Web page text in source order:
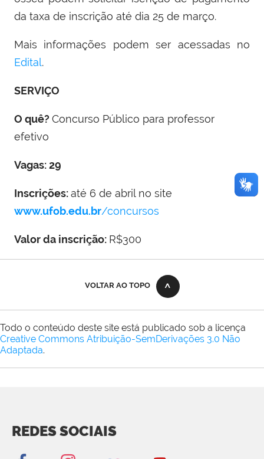
da taxa de inscrição até dia 25 de março.
Mais informações podem ser acessadas no
Edital.
SERVIÇO
O quê? Concurso Público para professor
efetivo
Vagas: 29
Inscrições:até 6 de abril no site
www.ufob.edu.br/concursos
Valor da inscrição: R$300
VOLTAR AO TOPO
Todo o conteúdo deste site está publicado sob a licença
Creative Commons Atribuição-SemDerivações 3.0 Não
Adaptada.
REDES SOCIAIS